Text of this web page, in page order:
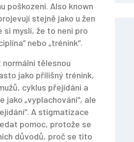
poškození. Also known
stejně jako u žen
si myslí, že to není pro
nebo „trénink“.
tělesnou
jako přílišný trénink,
, cyklus přejídání a
jako „vyplachování“, ale
A stigmatizace
pomoc, protože se
důvodů, proč se tito